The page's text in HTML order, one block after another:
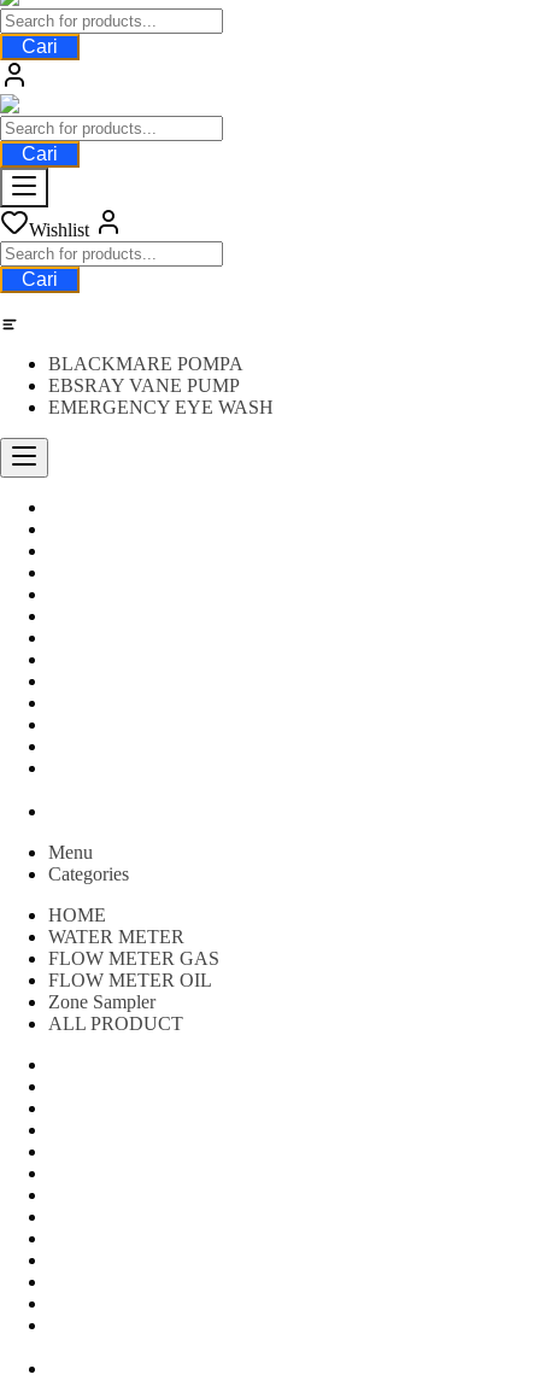
Cari
Cari
Wishlist
Cari
BLACKMARE POMPA
EBSRAY VANE PUMP
EMERGENCY EYE WASH
Menu
Categories
HOME
WATER METER
FLOW METER GAS
FLOW METER OIL
Zone Sampler
ALL PRODUCT